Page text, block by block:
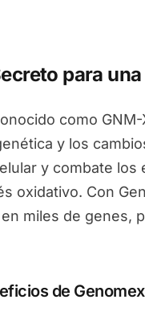
para
como
y los
y combate
oxidativo. Con
miles de genes,
de Genomex